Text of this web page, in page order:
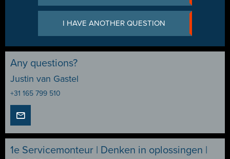
I HAVE ANOTHER QUESTION
Any questions?
Justin van Gastel
+31 165 799 510
1e Servicemonteur | Denken in oplossingen |